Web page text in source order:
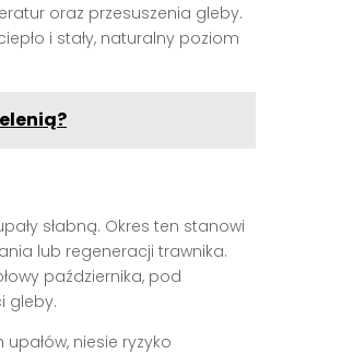
oraz przesuszenia gleby.
i stały, naturalny poziom
słabną. Okres ten stanowi
lub regeneracji trawnika.
października, pod
gleby.
niesie ryzyko